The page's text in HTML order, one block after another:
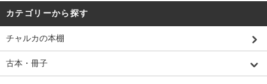
カテゴリーから探す
チャルカの本棚
古本・冊子